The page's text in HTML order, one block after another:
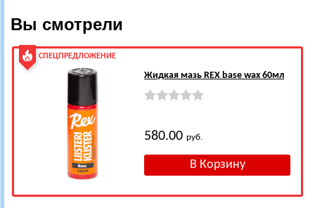
Вы смотрели
СПЕЦПРЕДЛОЖЕНИЕ
Жидкая мазь REX base wax 60мл
580.00руб.